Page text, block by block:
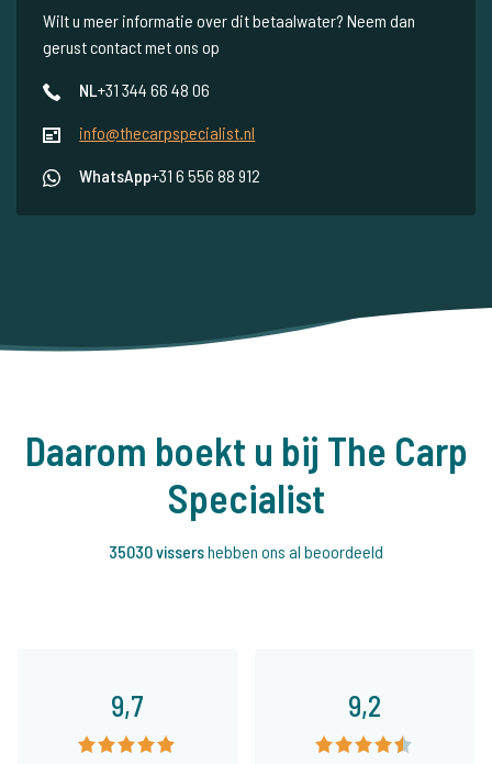
Wilt u meer informatie over dit betaalwater? Neem dan
gerust contact met ons op
NL+31 344 66 48 06
info@thecarpspecialist.nl
WhatsApp+31 6 556 88 912
Daarom boekt u bij The Carp
Specialist
35030 vissershebben ons al beoordeeld
9,7 9,2